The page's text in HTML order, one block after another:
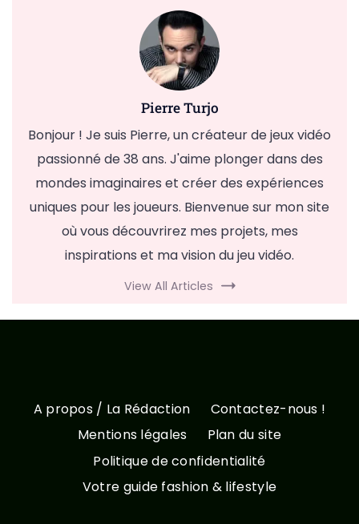
Pierre Turjo
Bonjour ! Je suis Pierre, un créateur de jeux vidéo
passionné de 38 ans. J'aime plonger dans des
mondes imaginaires et créer des expériences
uniques pour les joueurs. Bienvenue sur mon site
où vous découvrirez mes projets, mes
inspirations et ma vision du jeu vidéo.
View All Articles
A propos / La Rédaction
Contactez-nous !
Mentions légales
Plan du site
Politique de confidentialité
Votre guide fashion & lifestyle